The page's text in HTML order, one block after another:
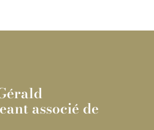
associé de